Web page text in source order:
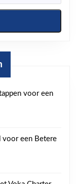
voor een
voor een Betere